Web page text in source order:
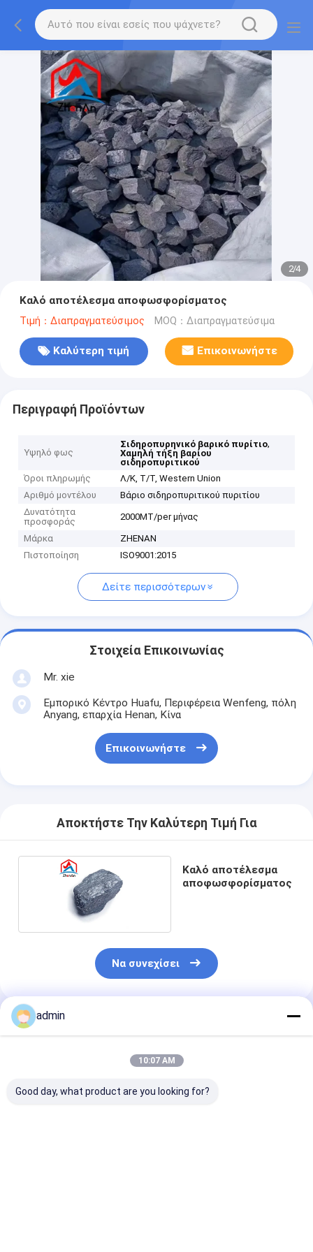
2/4
Καλό αποτέλεσμα αποφωσφορίσματος
Τιμή：Διαπραγματεύσιμος MOQ：Διαπραγματεύσιμα
Καλύτερη τιμή Επικοινωνήστε
Περιγραφή Προϊόντων
Υψηλό φως
Σιδηροπυρηνικό βαρικό πυρίτιο,
Χαμηλή τήξη βαρίου
σιδηροπυριτικού
Όροι πληρωμής
Λ/Κ, Τ/Τ, Western Union
Αριθμό μοντέλου
Βάριο σιδηροπυριτικού πυριτίου
Δυνατότητα
προσφοράς
2000MT/per μήνας
Μάρκα
ZHENAN
Πιστοποίηση
ISO9001:2015
Δείτε περισσότερων
Στοιχεία Επικοινωνίας
Mr. xie
Εμπορικό Κέντρο Huafu, Περιφέρεια Wenfeng, πόλη
Anyang, επαρχία Henan, Κίνα
Επικοινωνήστε
Αποκτήστε Την Καλύτερη Τιμή Για
Καλό αποτέλεσμα
αποφωσφορίσματος
Να συνεχίσει
Συνιστώμενα Προϊόντα
admin
10:07 AM
Good day, what product are you looking for?